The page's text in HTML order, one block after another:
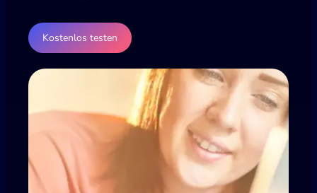
Kostenlos testen